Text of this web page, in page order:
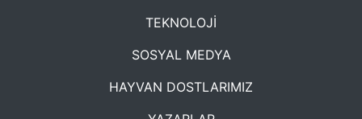
TEKNOLOJİ
SOSYAL MEDYA
HAYVAN DOSTLARIMIZ